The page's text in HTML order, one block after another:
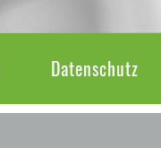
Datenschutz